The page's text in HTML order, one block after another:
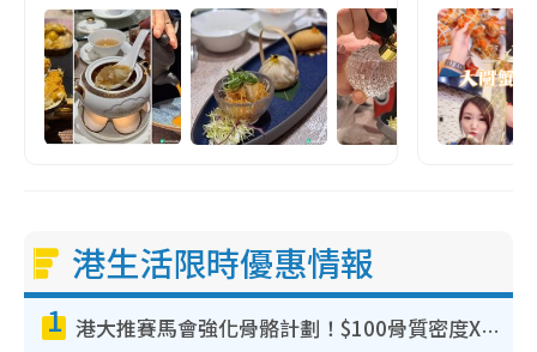
港生活限時優惠情報
1 港大推賽馬會強化骨骼計劃！$100骨質密度X光檢查 完成免費運動訓練送超市禮券！附參加資格